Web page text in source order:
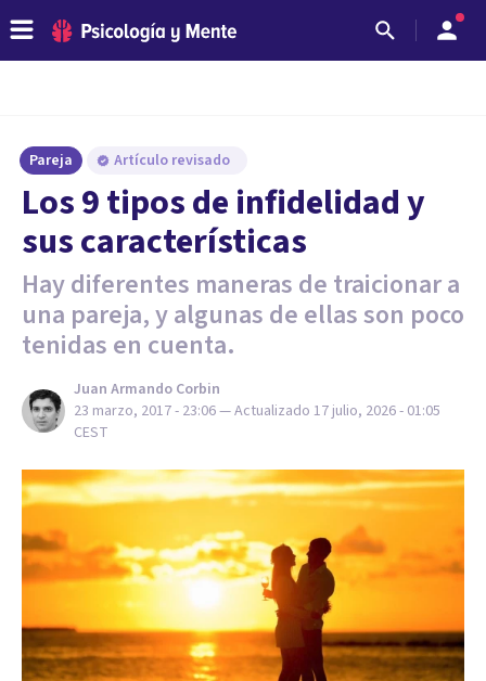
Pareja Artículo revisado
Los 9 tipos de infidelidad y
sus características
Hay diferentes maneras de traicionar a
una pareja, y algunas de ellas son poco
tenidas en cuenta.
Juan Armando Corbin
23 marzo, 2017 - 23:06— Actualizado 17 julio, 2026 - 01:05
CEST